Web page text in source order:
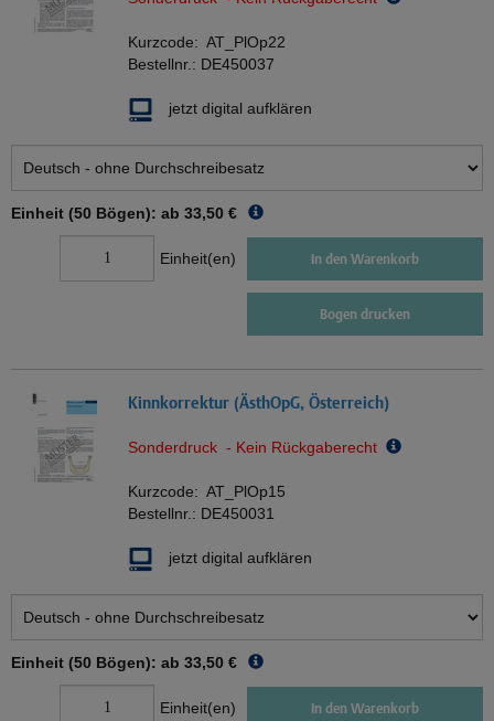
Kurzcode: AT_PlOp22
Bestellnr.: DE450037
jetzt digital aufklären
Einheit (50 Bögen): ab 33,50 €
Einheit(en) In den Warenkorb
Bogen drucken
Kinnkorrektur (ÄsthOpG, Österreich)
Sonderdruck - Kein Rückgaberecht
Kurzcode: AT_PlOp15
Bestellnr.: DE450031
jetzt digital aufklären
Einheit (50 Bögen): ab 33,50 €
Einheit(en) In den Warenkorb